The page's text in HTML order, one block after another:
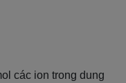
các ion trong dung